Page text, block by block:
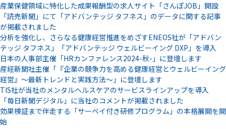
産業保健領域に特化した成果報酬型の求人サイト「さんぽJOB」開設
「読売新聞」にて「アドバンテッジ タフネス」のデータに関する記事
が掲載されました
分析を強化し、さらなる健康経営推進をめざすENEOS社が「アドバン
テッジ タフネス」「アドバンテッジ ウェルビーイング DXP」を導入
日本の人事部主催「HRカンファレンス2024-秋-」に登壇します
産経新聞社主催「『企業の競争力を高める健康経営とウェルビーイング
経営』～最新トレンドと実践方法～」に登壇します
TIS社が当社のメンタルヘルスケアのサービスラインアップを導入
「毎日新聞デジタル」に当社のコメントが掲載されました
効果検証まで伴走する「サーベイ付き研修プログラム」の本格展開を開
始